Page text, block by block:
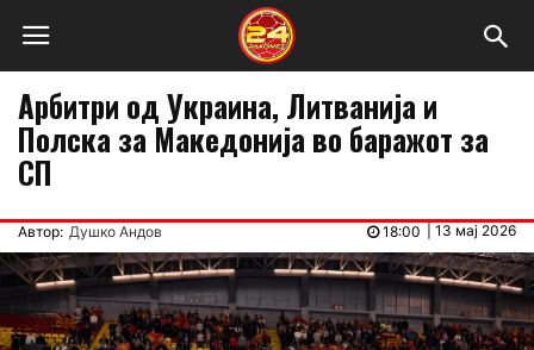
Арбитри од Украина, Литванија и
Полска за Македонија во баражот за
СП
Автор: Душко Андов 13 мај 2026
18:00